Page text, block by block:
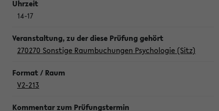
14-17
270270 Sonstige Raumbuchungen Psychologie (Sitz)
V2-213